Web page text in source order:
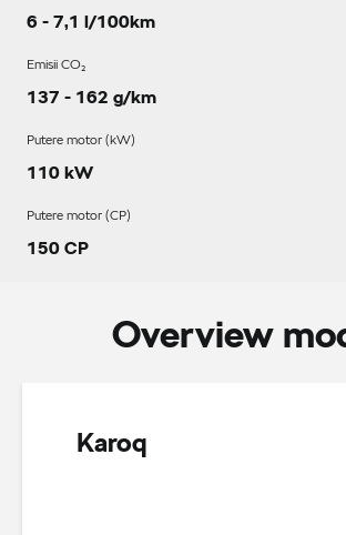
6 - 7,1 l/100km
Emisii CO₂
137 - 162 g/km
Putere motor (kW)
110 kW
Putere motor (CP)
150 CP
Overview
Karoq